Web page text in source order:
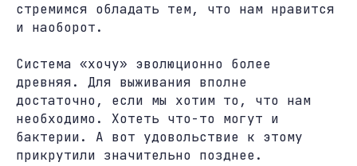
стремимся обладать тем, что нам нравится
и наоборот.
Система «хочу» эволюционно более
древняя. Для выживания вполне
достаточно, если мы хотим то, что нам
необходимо. Хотеть что-то могут и
бактерии. А вот удовольствие к этому
прикрутили значительно позднее.